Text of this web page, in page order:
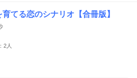
てる恋のシナリオ【合冊版】
2人